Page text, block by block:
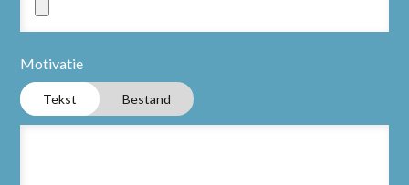
Partners
Vacatures
Motivatie
Tekst Bestand